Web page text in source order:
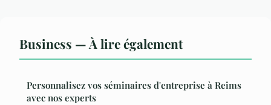
Business — À lire également
Personnalisez vos séminaires d'entreprise à Reims
avec nos experts